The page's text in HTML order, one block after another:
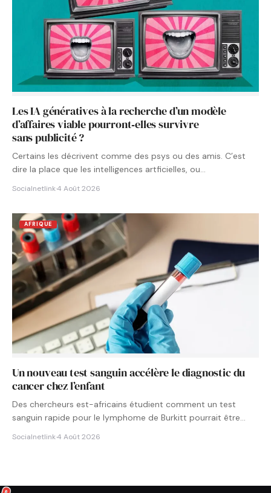
Les IA génératives à la recherche d’un modèle
d’affaires viable pourront‑elles survivre
sans publicité ?
Certains les décrivent comme des psys ou des amis. C’est
dire la place que les intelligences artficielles, ou…
Socialnetlink·4 Août 2026
AFRIQUE
Un nouveau test sanguin accélère le diagnostic du
cancer chez l’enfant
Des chercheurs est-africains étudient comment un test
sanguin rapide pour le lymphome de Burkitt pourrait être
Socialnetlink·4 Août 2026